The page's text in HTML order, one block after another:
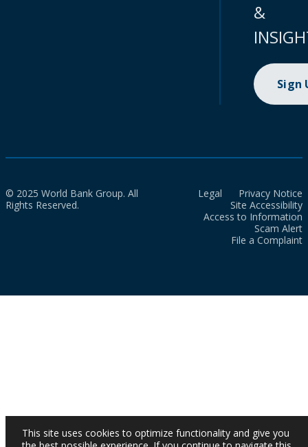
&
Sign
© 2025 World Bank Group. All
Rights Reserved.
Legal
Privacy Notice
Site Accessibility
Access to Information
Scam Alert
File a Complaint
This site uses cookies to optimize functionality and give you